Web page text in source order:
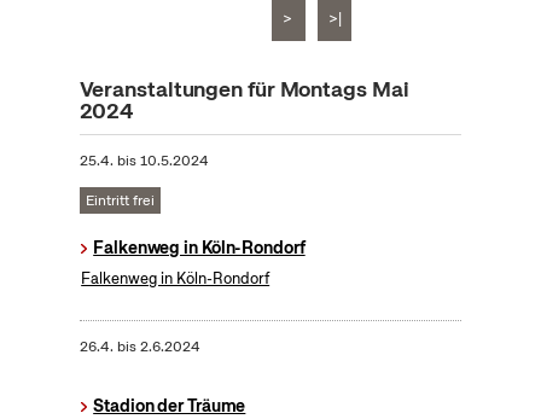
> >|
Veranstaltungen für Montags Mai
2024
25.4. bis10.5.2024
Eintritt frei
Falkenweg in Köln-Rondorf
Falkenweg in Köln-Rondorf
26.4. bis2.6.2024
Stadion der Träume